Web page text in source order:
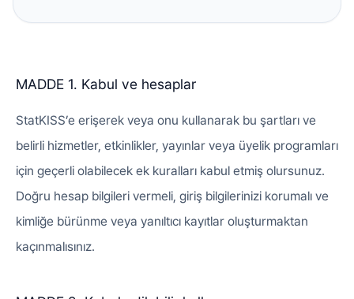
MADDE 1. Kabul ve hesaplar
StatKISS’e erişerek veya onu kullanarak bu şartları ve
belirli hizmetler, etkinlikler, yayınlar veya üyelik programları
için geçerli olabilecek ek kuralları kabul etmiş olursunuz.
Doğru hesap bilgileri vermeli, giriş bilgilerinizi korumalı ve
kimliğe bürünme veya yanıltıcı kayıtlar oluşturmaktan
kaçınmalısınız.